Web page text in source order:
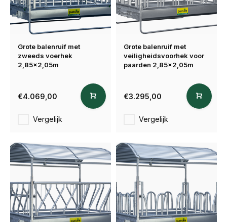
Grote balenruif met
zweeds voerhek
2,85x2,05m
€4.069,00
Vergelijk
Grote balenruif met
veiligheidsvoorhek voor
paarden 2,85x2,05m
€3.295,00
Vergelijk